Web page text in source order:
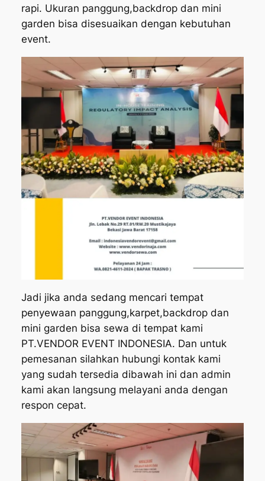
rapi. Ukuran panggung,backdrop dan mini
garden bisa disesuaikan dengan kebutuhan
event.
Jadi jika anda sedang mencari tempat
penyewaan panggung,karpet,backdrop dan
mini garden bisa sewa di tempat kami
PT.VENDOR EVENT INDONESIA. Dan untuk
pemesanan silahkan hubungi kontak kami
yang sudah tersedia dibawah ini dan admin
kami akan langsung melayani anda dengan
respon cepat.